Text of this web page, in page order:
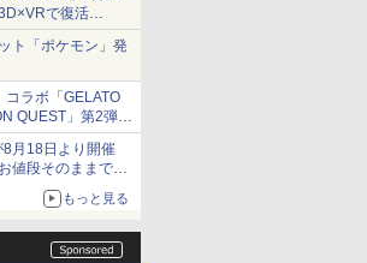
で復活
なるセールが実施
ト「ポケモン」発
大集合
コラボ「GELATO
QUEST」第2弾が
ムやわたぼう、ベ
アートで登場
月18日より開催
値段そのままで最
もっと見る